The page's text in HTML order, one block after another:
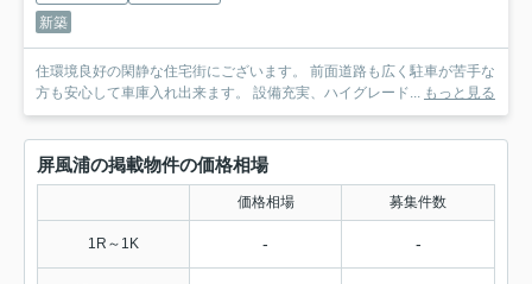
新築
住環境良好の閑静な住宅街にございます。 前面道路も広く駐車が苦手な
方も安心して車庫入れ出来ます。 設備充実、ハイグレード... もっと見る
屏風浦の掲載物件の価格相場
価格相場 募集件数
1R～1K - -